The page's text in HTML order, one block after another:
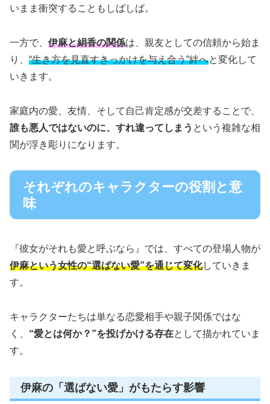
いまま衝突することもしばしば。
一方で、 伊麻と絹香の関係は、親友としての信頼から始ま
り、 “生き方を見直すきっかけを与え合う”絆へと変化して
いきます。
家庭内の愛、友情、そして自己肯定感が交差することで、
誰も悪人ではないのに、すれ違ってしまう という複雑な相
関が浮き彫りになります。
それぞれのキャラクターの役割と意
味
『彼女がそれも愛と呼ぶなら』では、すべての登場人物が
伊麻という女性の“選ばない愛”を通じて変化していきま
す。
キャラクターたちは単なる恋愛相手や親子関係ではな
く、 “愛とは何か？”を投げかける存在として描かれていま
す。
伊麻の「選ばない愛」がもたらす影響